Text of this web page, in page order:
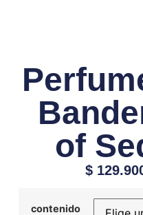
of
$
contenido